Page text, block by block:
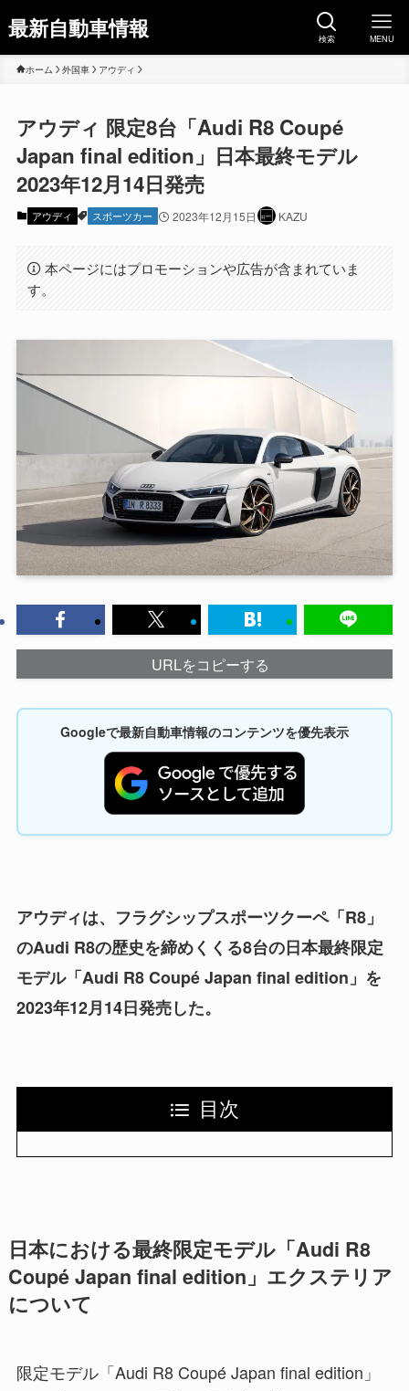
最新自動車情報 検索 MENU
ホーム 外国車 アウディ
アウディ 限定8台「Audi R8 Coupé
Japan final edition」日本最終モデル
2023年12月14日発売
アウディ スポーツカー 2023年12月15日 KAZU
本ページにはプロモーションや広告が含まれていま
す。
URLをコピーする
Googleで最新自動車情報のコンテンツを優先表示
アウディは、フラグシップスポーツクーペ「R8」
のAudi R8の歴史を締めくくる8台の日本最終限定
モデル「Audi R8 Coupé Japan final edition」を
2023年12月14日発売した。
目次
日本における最終限定モデル「Audi R8
Coupé Japan final edition」エクステリア
について
限定モデル「Audi R8 Coupé Japan final edition」